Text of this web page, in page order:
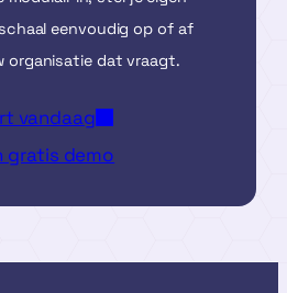
eenvoudig op of af
organisatie dat vraagt.
vandaag
gratis demo